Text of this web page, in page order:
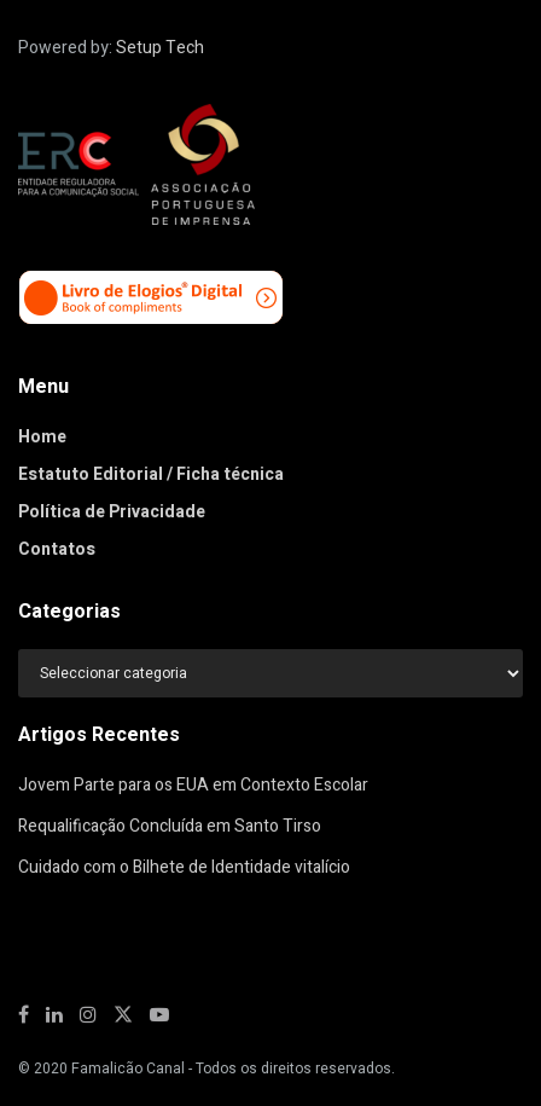
Powered by:Setup Tech
Menu
Home
Estatuto Editorial / Ficha técnica
Política de Privacidade
Contatos
Categorias
Categorias
Artigos Recentes
Jovem Parte para os EUA em Contexto Escolar
Requalificação Concluída em Santo Tirso
Cuidado com o Bilhete de Identidade vitalício
© 2020 Famalicão Canal - Todos os direitos reservados.